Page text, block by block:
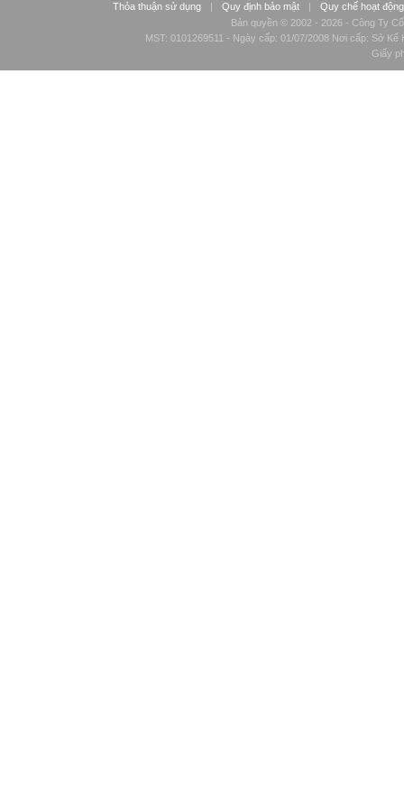
Thỏa thuận sử dụng
| Quy định bảo mật |
Quy chế hoạt động
Bản quyền © 2002 - 2026 - Công Ty
MST: 0101269511 - Ngày cấp: 01/07/2008 Nơi cấp: Sở
Giấy